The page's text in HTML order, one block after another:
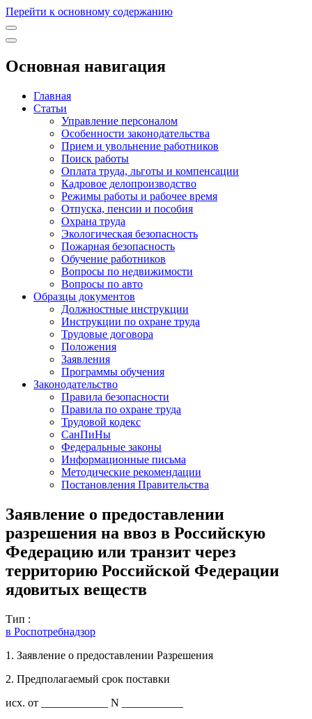
Перейти к основному содержанию
Основная навигация
Главная
Статьи
Управление персоналом
Особенности законодательства
Прием и увольнение работников
Поиск работы
Оплата труда, льготы и компенсации
Кадровое делопроизводство
Режимы работы и рабочее время
Отпуска, пенсии и пособия
Охрана труда
Экологическая безопасность
Пожарная безопасность
Обучение работников
Вопросы по недвижимости
Вопросы по авто
Образцы документов
Должностные инструкции
Инструкции по охране труда
Трудовые договора
Положения
Заявления
Программы обучения
Законодательство
Правила безопасности
Правила по охране труда
Трудовой кодекс
СанПиНы
Федеральные законы
Информационные письма
Методические рекомендации
Постановления Правительства
Заявление о предоставлении
разрешения на ввоз в Российскую
Федерацию или транзит через
территорию Российской Федерации
ядовитых веществ
Тип :
в Роспотребнадзор
1. Заявление о предоставлении Разрешения
2. Предполагаемый срок поставки
исх. от ____________ N ___________